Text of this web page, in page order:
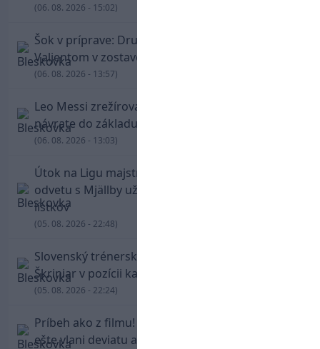
(06. 08. 2026 - 15:02)
Šok v príprave: Druholigová Mallorca s
Valjentom v zostave zdolala PSG
(06. 08. 2026 - 13:57)
Leo Messi zrežíroval obrat Interu Miami, pri
návrate do základu strelil dva góly
(06. 08. 2026 - 13:03)
Útok na Ligu majstrov láka! Slovan hlási na
odvetu s Mjällby už viac ako 13-tisíc predaných
lístkov
(05. 08. 2026 - 22:48)
Slovenský trénerský súboj pre Borbélyho,
Škriniar v pozícii kapitána potiahol Fenerbahce
(05. 08. 2026 - 22:24)
Príbeh ako z filmu! Hrdina Slovana Kianga hral
ešte vlani deviatu anglickú ligu